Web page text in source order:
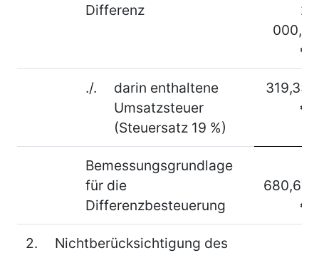
Differenz
2
000,–
€
./.
darin enthaltene
Umsatzsteuer
(Steuersatz 19 %)
319,33
€
Bemessungsgrundlage
für die
Differenzbesteuerung
680,67
€
2.
Nichtberücksichtigung des